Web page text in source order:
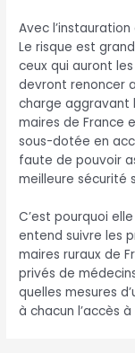
Avec
Le risque est
ceux qui auront
devront renoncer
charge aggravant
maires de France
sous-dotée en
faute de pouvoir
meilleure sécurité
C’est pourquoi
entend suivre les
maires ruraux de
privés de
quelles mesures
à chacun l’accès